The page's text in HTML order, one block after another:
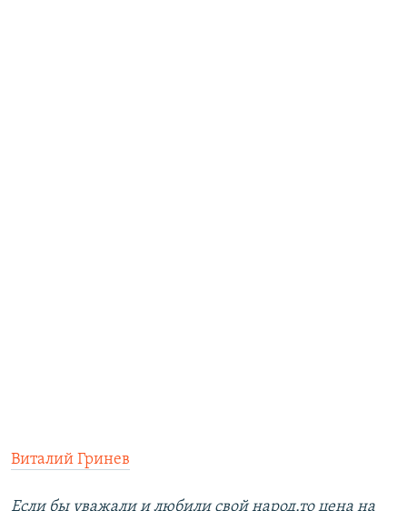
Виталий Гринев
Если бы уважали и любили свой народ,то цена на